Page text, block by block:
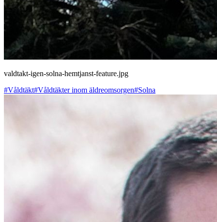
valdtakt-igen-solna-hemtjanst-feature.jpg
#Våldtäkt#Våldtäkter inom äldreomsorgen#Solna